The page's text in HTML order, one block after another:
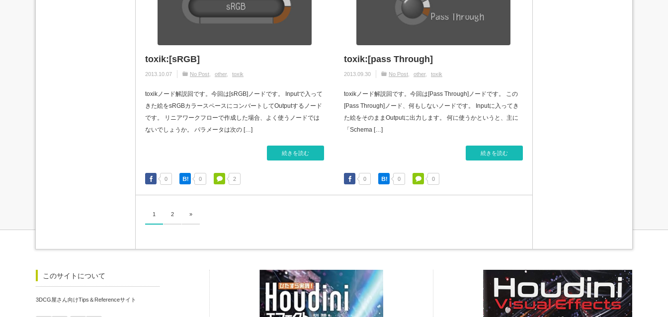
toxik:[sRGB]
2013.10.07 No Post other toxik
toxikノード解説回です。今回は[sRGB]ノードです。 Inputで入って
きた絵をsRGBカラースペースにコンバートしてOutputするノード
です。 リニアワークフローで作成した場合、よく使うノードでは
ないでしょうか。 パラメータは次の […]
続きを読む
0 0 2
toxik:[pass Through]
2013.09.30 No Post other toxik
toxikノード解説回です。今回は[Pass Through]ノードです。 この
[Pass Through]ノード、何もしないノードです。 Inputに入ってき
た絵をそのままOutputに出力します。 何に使うかというと、主に
「Schema […]
続きを読む
0 0 0
1 2 »
このサイトについて
3DCG屋さん向けTips＆Referenceサイト